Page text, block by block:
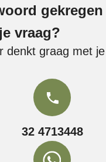
gekregen
vraag?
denkt graag met
32 4713448